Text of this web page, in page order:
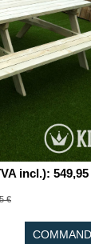
incl.):549,95
€